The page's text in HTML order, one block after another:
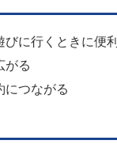
びに行くときに便利
がる
につながる